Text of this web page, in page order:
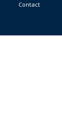
Contact